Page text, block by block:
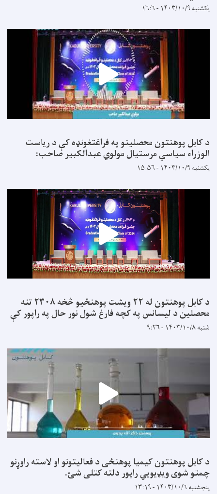
یکشنبه ۱۴۰۳/۱۰/۹ - ۱۶:۶
د کابل پوهنتون محصلینو په فراغتغونډه کې د ریاست
الوزراء سیاسي مرستیال مولوي عبدالکبیر صاحب:
یکشنبه ۱۴۰۳/۱۰/۹ - ۱۵:۵۶
د کابل پوهنتون له ۲۲ ویشت پوهنځیو څخه ۲۳۰۸ تنه
محصلین د لیسانس په کچه فارغ شول نور حال په راپور کې
شنبه ۱۴۰۳/۱۰/۸ - ۹:۲۶
د کابل پوهنتون کیمیا پوهنځی د فعالیتونو او لاسته راوړنو
چمتو شوی ویډیویي راپور دلته کتلی شئ.
پنجشنبه ۱۴۰۳/۱۰/۶ - ۱۳:۱۹